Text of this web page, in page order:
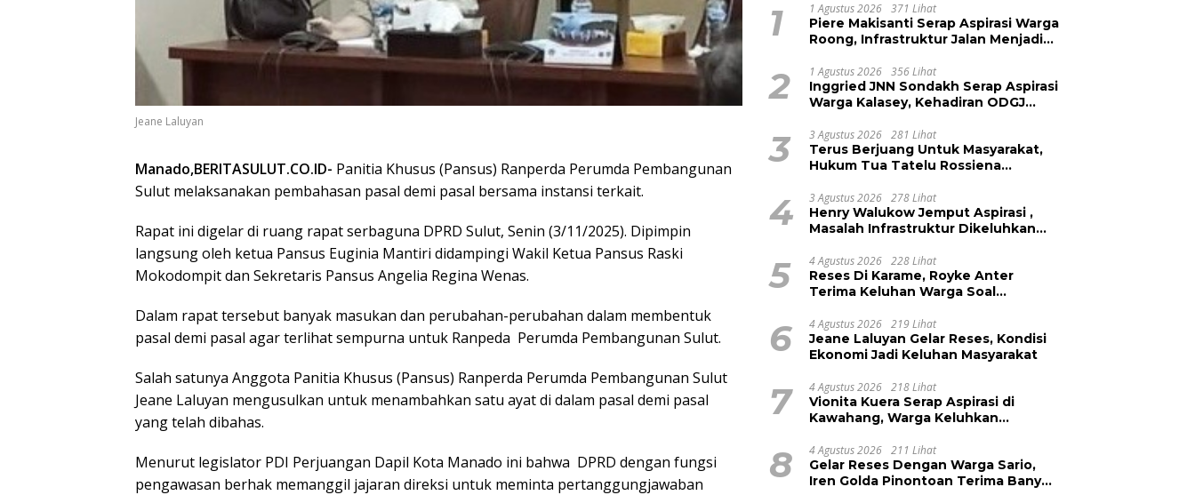
Jeane Laluyan
Manado,BERITASULUT.CO.ID- Panitia Khusus (Pansus) Ranperda Perumda Pembangunan
Sulut melaksanakan pembahasan pasal demi pasal bersama instansi terkait.
Rapat ini digelar di ruang rapat serbaguna DPRD Sulut, Senin (3/11/2025). Dipimpin
langsung oleh ketua Pansus Euginia Mantiri didampingi Wakil Ketua Pansus Raski
Mokodompit dan Sekretaris Pansus Angelia Regina Wenas.
Dalam rapat tersebut banyak masukan dan perubahan-perubahan dalam membentuk
pasal demi pasal agar terlihat sempurna untuk Ranpeda Perumda Pembangunan Sulut.
Salah satunya Anggota Panitia Khusus (Pansus) Ranperda Perumda Pembangunan Sulut
Jeane Laluyan mengusulkan untuk menambahkan satu ayat di dalam pasal demi pasal
yang telah dibahas.
Menurut legislator PDI Perjuangan Dapil Kota Manado ini bahwa DPRD dengan fungsi
pengawasan berhak memanggil jajaran direksi untuk meminta pertanggungjawaban
1 1 Agustus 2026 371 Lihat
Piere Makisanti Serap Aspirasi Warga
Roong, Infrastruktur Jalan Menjadi
2 1 Agustus 2026 356 Lihat
Inggried JNN Sondakh Serap Aspirasi
Warga Kalasey, Kehadiran ODGJ
3 3 Agustus 2026 281 Lihat
Terus Berjuang Untuk Masyarakat,
Hukum Tua Tatelu Rossiena
Kinerja Anggota DPRD Henry
Walukow
4 3 Agustus 2026 278 Lihat
Henry Walukow Jemput Aspirasi ,
Masalah Infrastruktur Dikeluhkan
5 4 Agustus 2026 228 Lihat
Reses Di Karame, Royke Anter
Terima Keluhan Warga Soal
6 4 Agustus 2026 219 Lihat
Jeane Laluyan Gelar Reses, Kondisi
Ekonomi Jadi Keluhan Masyarakat
7 4 Agustus 2026 218 Lihat
Vionita Kuera Serap Aspirasi di
Kawahang, Warga Keluhkan
8 4 Agustus 2026 211 Lihat
Gelar Reses Dengan Warga Sario,
Iren Golda Pinontoan Terima Banyak